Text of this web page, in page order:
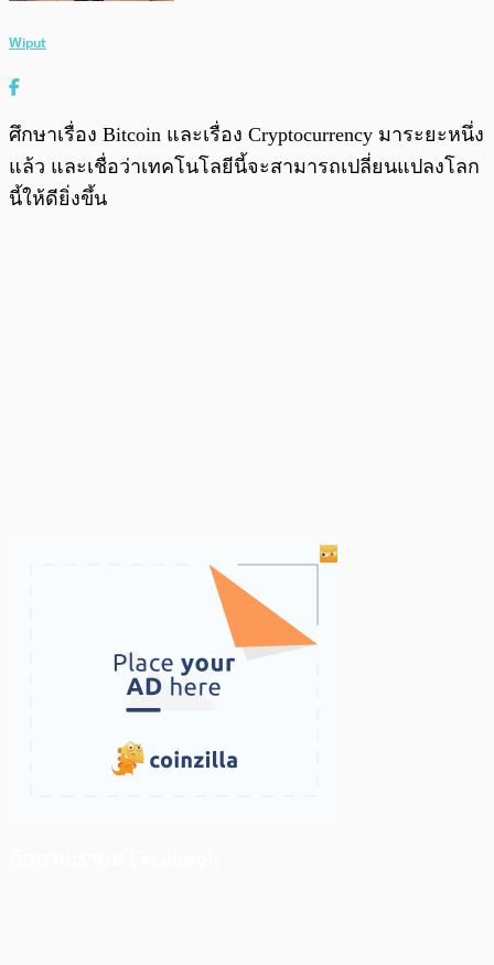
Wiput
ศึกษาเรื่อง Bitcoin และเรื่อง Cryptocurrency มาระยะหนึ่ง
แล้ว และเชื่อว่าเทคโนโลยีนี้จะสามารถเปลี่ยนแปลงโลก
นี้ให้ดียิ่งขึ้น